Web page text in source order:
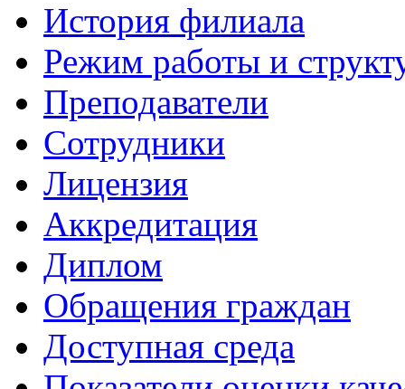
История филиала
Режим работы и
Преподаватели
Сотрудники
Лицензия
Аккредитация
Диплом
Обращения граждан
Доступная среда